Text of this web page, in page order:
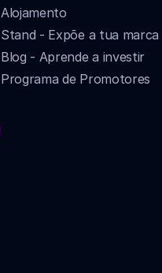
Alojamento
Stand - Expõe a tua marca
Blog - Aprende a investir
Programa de Promotores